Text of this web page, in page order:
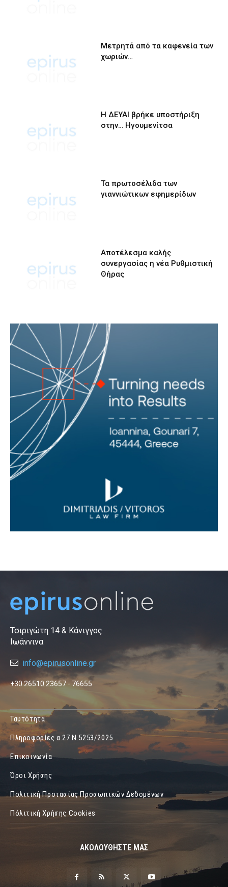
Μετρητά από τα καφενεία των
χωριών…
Η ΔΕΥΑΙ βρήκε υποστήριξη
στην… Ηγουμενίτσα
Τα πρωτοσέλιδα των
γιαννιώτικων εφημερίδων
Αποτέλεσμα καλής
συνεργασίας η νέα Ρυθμιστική
Θήρας
Τσιριγώτη 14 & Κάνιγγος
Ιωάννινα
info@epirusonline.gr
+30 26510 23657 - 76655
Ταυτότητα
Πληροφορίες α.27 Ν.5253/2025
Επικοινωνία
Όροι Χρήσης
Πολιτική Προτασίας Προσωπικών Δεδομένων
Πόλιτική Χρήσης Cookies
ΑΚΟΛΟΥΘΗΣΤΕ ΜΑΣ